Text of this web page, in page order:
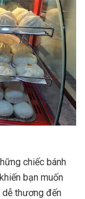
chiếc bánh
bạn muốn
dễ thương đến